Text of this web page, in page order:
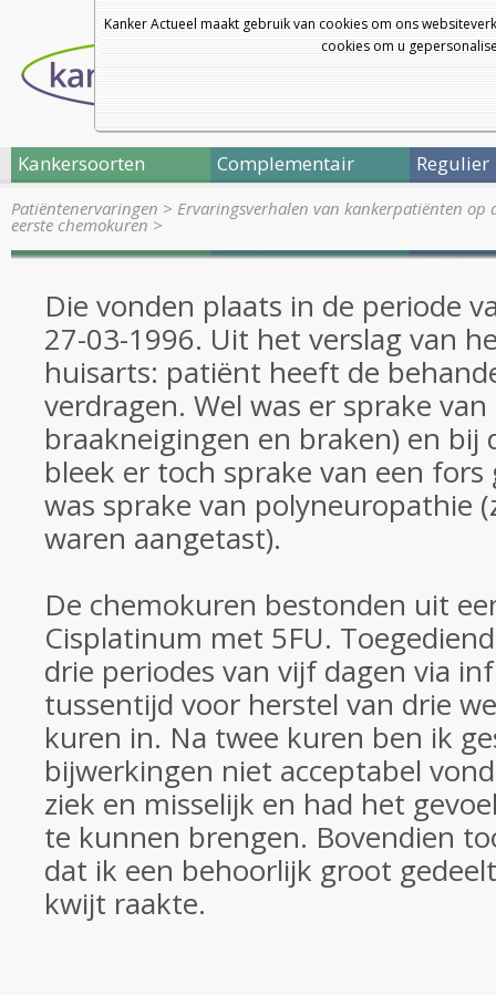
Kanker Actueel maakt gebruik van cookies om ons
cookies om u
Kankersoorten Complementair Regulier
Patiëntenervaringen > Ervaringsverhalen van kankerpatiënten op
eerste chemokuren >
Die vonden plaats in de periode
27-03-1996. Uit het verslag van
huisarts: patiënt heeft de
verdragen. Wel was er sprake
braakneigingen en braken) en bij
bleek er toch sprake van een fors
was sprake van polyneuropathie
waren aangetast).
De chemokuren bestonden uit
Cisplatinum met 5FU.
drie periodes van vijf dagen via
tussentijd voor herstel van drie
kuren in. Na twee kuren ben ik
bijwerkingen niet acceptabel
ziek en misselijk en had het
te kunnen brengen. Bovendien
dat ik een behoorlijk groot
kwijt raakte.